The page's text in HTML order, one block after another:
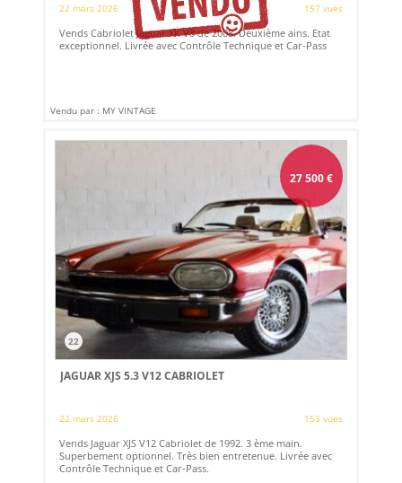
22 mars 2026 157 vues
Vends Cabriolet Jaguar XK V8 de 2008. Deuxième ains. Etat
exceptionnel. Livrée avec Contrôle Technique et Car-Pass
Vendu par : MY VINTAGE
27 500€
22
JAGUAR XJS 5.3 V12 CABRIOLET
22 mars 2026 153 vues
Vends Jaguar XJS V12 Cabriolet de 1992. 3 ème main.
Superbement optionnel. Très bien entretenue. Livrée avec
Contrôle Technique et Car-Pass.